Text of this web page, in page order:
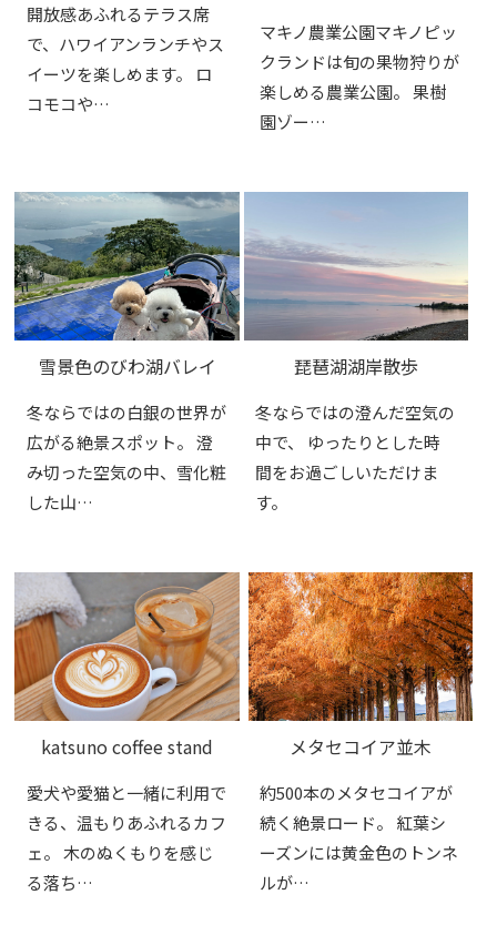
開放感あふれるテラス席
で、ハワイアンランチやス
イーツを楽しめます。 ロ
コモコや…
マキノ農業公園マキノピッ
クランドは旬の果物狩りが
楽しめる農業公園。 果樹
園ゾー…
雪景色のびわ湖バレイ
冬ならではの白銀の世界が
広がる絶景スポット。 澄
み切った空気の中、雪化粧
した山…
琵琶湖湖岸散歩
冬ならではの澄んだ空気の
中で、 ゆったりとした時
間をお過ごしいただけま
す。
katsuno coffee stand
愛犬や愛猫と一緒に利用で
きる、温もりあふれるカフ
ェ。 木のぬくもりを感じ
る落ち…
メタセコイア並木
約500本のメタセコイアが
続く絶景ロード。 紅葉シ
ーズンには黄金色のトンネ
ルが…